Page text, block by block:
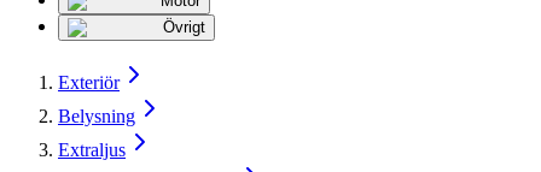
Övrigt
Exteriör
Belysning
Extraljus